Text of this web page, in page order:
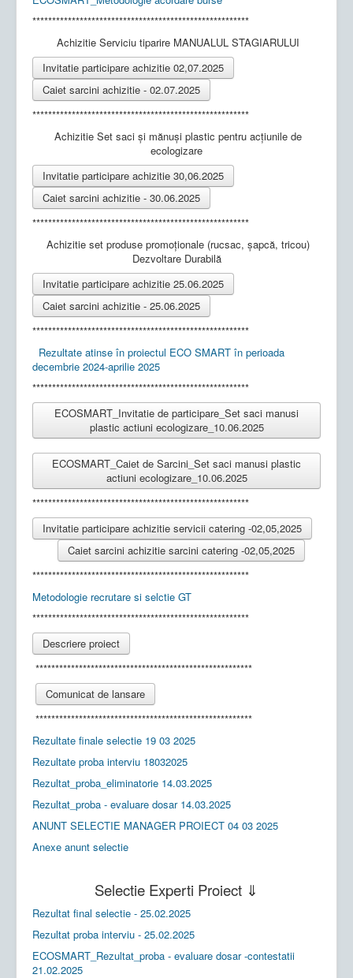
*******************************************************
Achizitie Serviciu tiparire MANUALUL STAGIARULUI
Invitatie participare achizitie 02,07.2025
Caiet sarcini achizitie - 02.07.2025
*******************************************************
Achizitie Set saci și mănuși plastic pentru acțiunile de
ecologizare
Invitatie participare achizitie 30,06.2025
Caiet sarcini achizitie - 30.06.2025
*******************************************************
Achizitie set produse promoționale (rucsac, șapcă, tricou)
Dezvoltare Durabilă
Invitatie participare achizitie 25.06.2025
Caiet sarcini achizitie - 25.06.2025
*******************************************************
Rezultate atinse în proiectul ECO SMART în perioada
decembrie 2024-aprilie 2025
*******************************************************
ECOSMART_Invitatie de participare_Set saci manusi
plastic actiuni ecologizare_10.06.2025
ECOSMART_Caiet de Sarcini_Set saci manusi plastic
actiuni ecologizare_10.06.2025
*******************************************************
Invitatie participare achizitie servicii catering -02,05,2025
Caiet sarcini achizitie sarcini catering -02,05,2025
*******************************************************
Metodologie recrutare si selctie GT
*******************************************************
Descriere proiect
*******************************************************
Comunicat de lansare
*******************************************************
Rezultate finale selectie 19 03 2025
Rezultate proba interviu 18032025
Rezultat_proba_eliminatorie 14.03.2025
Rezultat_proba - evaluare dosar 14.03.2025
ANUNT SELECTIE MANAGER PROIECT 04 03 2025
Anexe anunt selectie
Selectie Experti Proiect ⇓
Rezultat final selectie - 25.02.2025
Rezultat proba interviu - 25.02.2025
ECOSMART_Rezultat_proba - evaluare dosar -contestatii
21.02.2025